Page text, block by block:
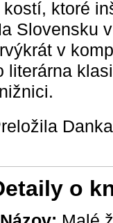
kostí, ktoré
Slovensku
v
literárna
o